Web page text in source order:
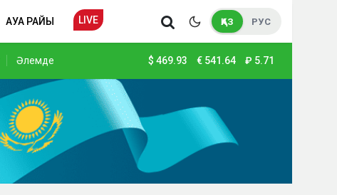
АУА РАЙЫ LIVE ҚАЗ РУС
Әлемде $ 469.93 € 541.64 ₽ 5.71